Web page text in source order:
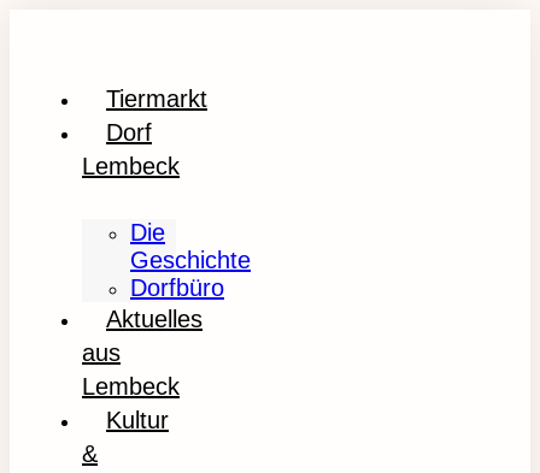
Tiermarkt
Dorf
Lembeck
Die
Geschichte
Dorfbüro
Aktuelles
aus
Lembeck
Kultur
&